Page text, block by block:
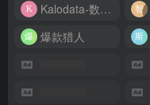
Kalodata-数据分析平台
爆款猎人